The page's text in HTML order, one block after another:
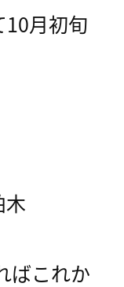
10月初旬
ばこれか